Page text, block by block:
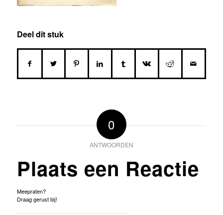
Deel dit stuk
0
ANTWOORDEN
Plaats een Reactie
Meepraten?
Draag gerust bij!